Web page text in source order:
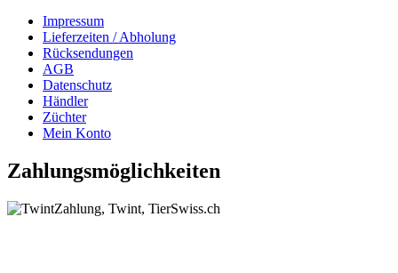
Impressum
Lieferzeiten / Abholung
Rücksendungen
AGB
Datenschutz
Händler
Züchter
Mein Konto
Zahlungsmöglichkeiten